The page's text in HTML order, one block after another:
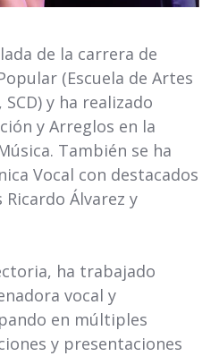
de la carrera de
(Escuela de Artes
y ha realizado
y Arreglos en la
También se ha
Vocal con destacados
Álvarez y
ha trabajado
vocal y
en múltiples
y presentaciones